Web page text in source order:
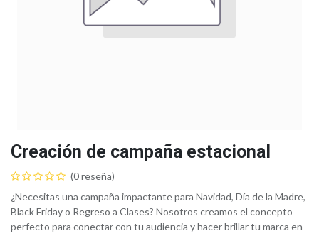
Creación de campaña estacional
(0 reseña)
¿Necesitas una campaña impactante para Navidad, Día de la Madre,
Black Friday o Regreso a Clases? Nosotros creamos el concepto
perfecto para conectar con tu audiencia y hacer brillar tu marca en